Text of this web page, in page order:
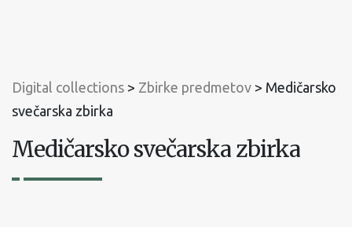
Digital collections > Zbirke predmetov > Medičarsko
svečarska zbirka
Medičarsko svečarska zbirka